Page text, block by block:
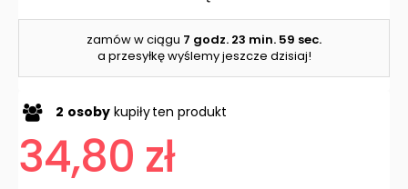
zamów w ciągu 7 godz. 23 min. 59 sec.
a przesyłkę wyślemy jeszcze dzisiaj!
2 osoby kupiłyten produkt
34,80 zł